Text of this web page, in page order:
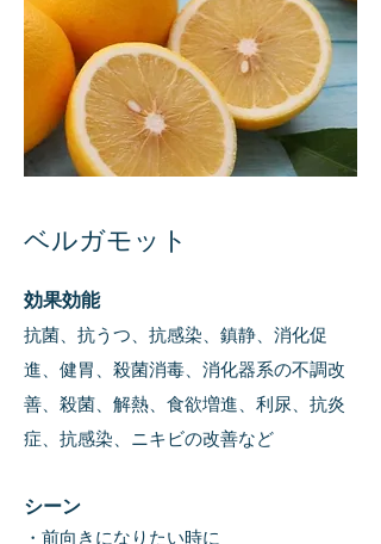
ベルガモット
効果効能
抗菌、抗うつ、抗感染、鎮静、消化促
進、健胃、殺菌消毒、消化器系の不調改
善、殺菌、解熱、食欲増進、利尿、抗炎
症、抗感染、ニキビの改善など
シーン
・前向きになりたい時に